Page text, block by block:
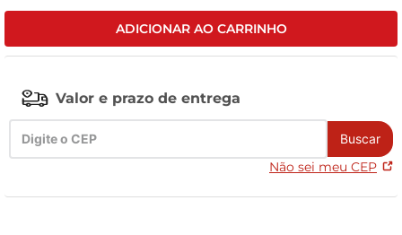
ADICIONAR AO CARRINHO
Valor e prazo de entrega
Buscar
Não sei meu CEP
leite pó